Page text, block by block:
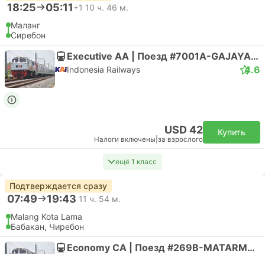
18:25 05:11+1 10 ч. 46 м.
Маланг
Сиребон
Executive AA | Поезд #7001A-GAJAYANA TAMBAHAN
Indonesia Railways 4.6
USD 42
Налоги включены за взрослого
Купить
ещё 1 класс
Подтверждается сразу
07:49 19:43 11 ч. 54 м.
Malang Kota Lama
Бабакан, Чиребон
Economy CA | Поезд #269B-MATARMAJA